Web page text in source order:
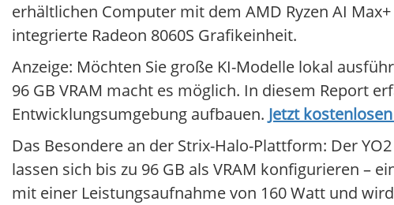
erhältlichen Computer mit dem AMD Ryzen AI
integrierte Radeon 8060S Grafikeinheit.
Anzeige: Möchten Sie große KI-Modelle lokal
96 GB VRAM macht es möglich. In diesem Report
Entwicklungsumgebung aufbauen. Jetzt
Das Besondere an der Strix-Halo-Plattform: Der
lassen sich bis zu 96 GB als VRAM konfigurieren –
mit einer Leistungsaufnahme von 160 Watt und